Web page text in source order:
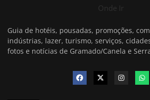
Onde Ir
Guia de hotéis, pousadas, promoções,
indústrias, lazer, turismo, serviços,
fotos e notícias de Gramado/Canela e